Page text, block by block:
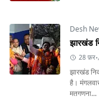
Desh
झारखंड
28
झारखंड
है।
मतगणना...